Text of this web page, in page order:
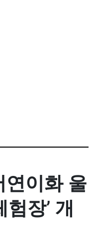
연이화 울
장’ 개